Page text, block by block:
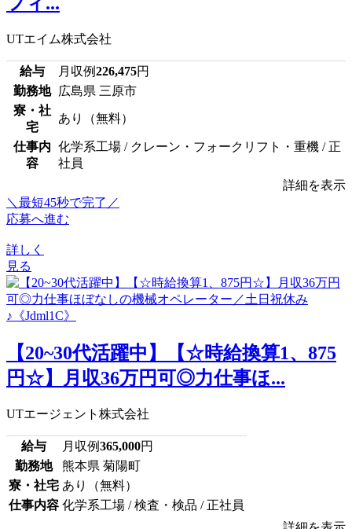
UTエイム株式会社
給与 月収例226,475円
勤務地
広島県 三原市
寮・社
宅
あり（無料）
仕事内
容
化学系工場 / クレーン・フォークリフト・重機 / 正
社員
詳細を表示
＼最短45秒で完了／
応募へ進む
詳しく
見る
【20~30代活躍中】【☆時給換算1、875
円☆】月収36万円可◎力仕事ほ...
UTエージェント株式会社
給与 月収例365,000円
勤務地
熊本県 菊陽町
寮・社宅 あり（無料）
仕事内容 化学系工場 / 検査・検品 / 正社員